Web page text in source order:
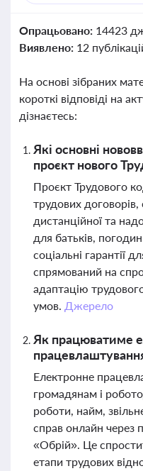
Опрацьовано: 14423
Виявлено: 12
На основі зібраних
короткі відповіді на
дізнаєтесь:
Які основні
проєкт нового
Проєкт Трудового
трудових договорів,
дистанційної та
для батьків,
соціальні гарантії
спрямований на
адаптацію
умов. Джерело
Як працюватиме
Електронне
громадянам і
роботи, найм,
справ онлайн через
«Обрій». Це
етапи трудових